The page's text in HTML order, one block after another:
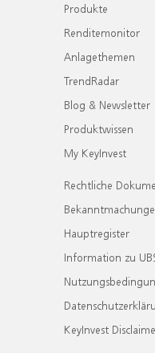
Produkte
Renditemonitor
Anlagethemen
TrendRadar
Blog & Newsletter
Produktwissen
My KeyInvest
Rechtliche
Hauptregister
Information zu
KeyInvest